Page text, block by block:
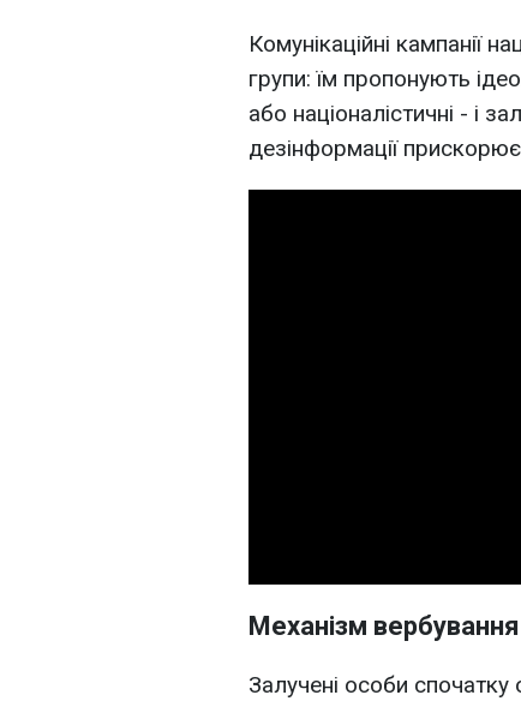
Комунікаційні кампанії
групи: їм пропонують
або націоналістичні - і
дезінформації
Механізм
Залучені особи спочатку